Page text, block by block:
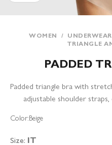
WOMEN /
TRIANGLE
PADDED
Padded triangle bra with
adjustable shoulder
Color:Beige
Size: IT